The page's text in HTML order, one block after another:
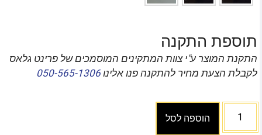
תוספת התקנה
התקנת המוצר ע"י צוות המתקינים המוסמכים של פרינט גלאס
לקבלת הצעת מחיר להתקנה פנו אלינו050-565-1306
הוספה לסל